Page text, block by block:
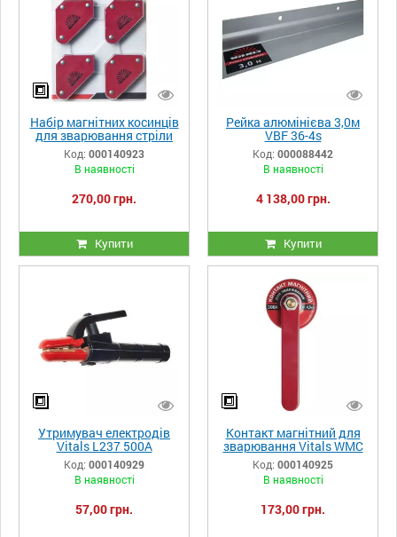
Набір магнітних косинців
для зварювання стріли
Vitals WMS 4шт
Код: 000140923
В наявності
270,00 грн.
Купити
Рейка алюмінієва 3,0м
VBF 36-4s
Код: 000088442
В наявності
4 138,00 грн.
Купити
Утримувач електродів
Vitals L237 500A
Код: 000140929
В наявності
57,00 грн.
Контакт магнітний для
зварювання Vitals WMC
300A
Код: 000140925
В наявності
173,00 грн.